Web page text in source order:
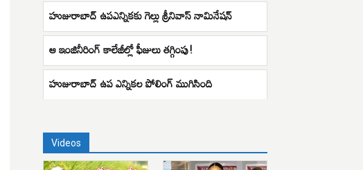
హుజురాబాద్ ఉపఎన్నికకు గెల్లు శ్రీనివాస్ నామినేషన్
ఆ ఇంజినీరింగ్‌ కాలేజీల్లో ఫీజులు తగ్గింపు!
హుజురాబాద్ ఉప ఎన్నికల పోలింగ్ ముగిసింది
Videos